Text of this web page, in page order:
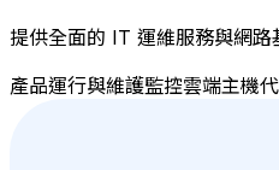
提供全面的 IT 運維服務與網路
產品運行與維護監控雲端主機